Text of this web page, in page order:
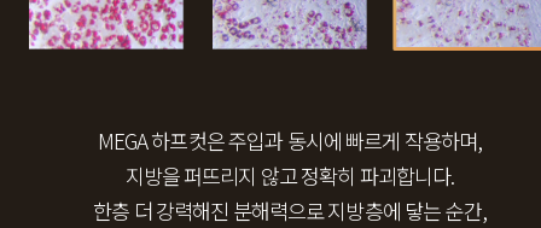
MEGA 하프컷은 주입과 동시에 빠르게 작용하며,
지방을 퍼뜨리지 않고 정확히 파괴합니다.
한층 더 강력해진 분해력으로 지방층에 닿는 순간,